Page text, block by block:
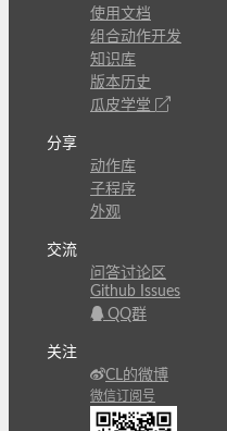
使用文档
组合动作开发
知识库
版本历史
瓜皮学堂
分享
动作库
子程序
外观
交流
问答讨论区
Github Issues
QQ群
关注
CL的微博
微信订阅号